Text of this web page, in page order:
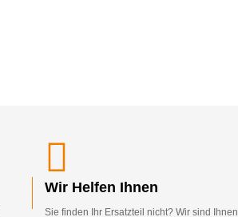
Wir Helfen Ihnen
Sie finden Ihr Ersatzteil nicht? Wir sind Ihnen